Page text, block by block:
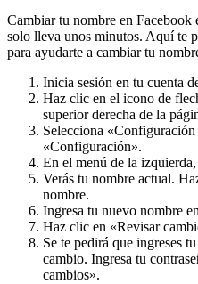
Cambiar tu nombre en Facebook
solo lleva unos minutos. Aquí te
para ayudarte a cambiar tu
Inicia sesión en tu cuenta
Haz clic en el icono de
superior derecha de la
Selecciona
«Configuración».
En el menú de la
Verás tu nombre actual.
nombre.
Ingresa tu nuevo nombre
Haz clic en «Revisar
Se te pedirá que ingreses
cambio. Ingresa tu
cambios».